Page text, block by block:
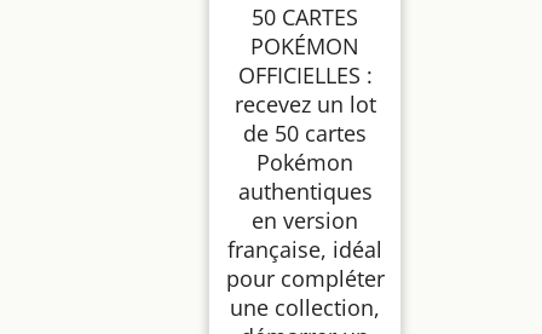
Brillantes Incluses - 45
Cartes Communes -
Cartes Authentiques -
Lot Aléatoire pour
Collection et Cadeau
50 CARTES
POKÉMON
OFFICIELLES :
recevez un lot
de 50 cartes
Pokémon
authentiques
en version
française, idéal
pour compléter
une collection,